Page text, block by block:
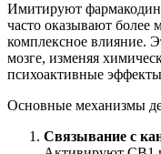
Имитируют
часто оказывают более
комплексное влияние.
мозге, изменяя
психоактивные
Основные механизмы
Связывание с